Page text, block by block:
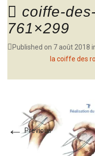
coiffe-
761×299
Published on 7 août 2018
la coiffe des
←Previous